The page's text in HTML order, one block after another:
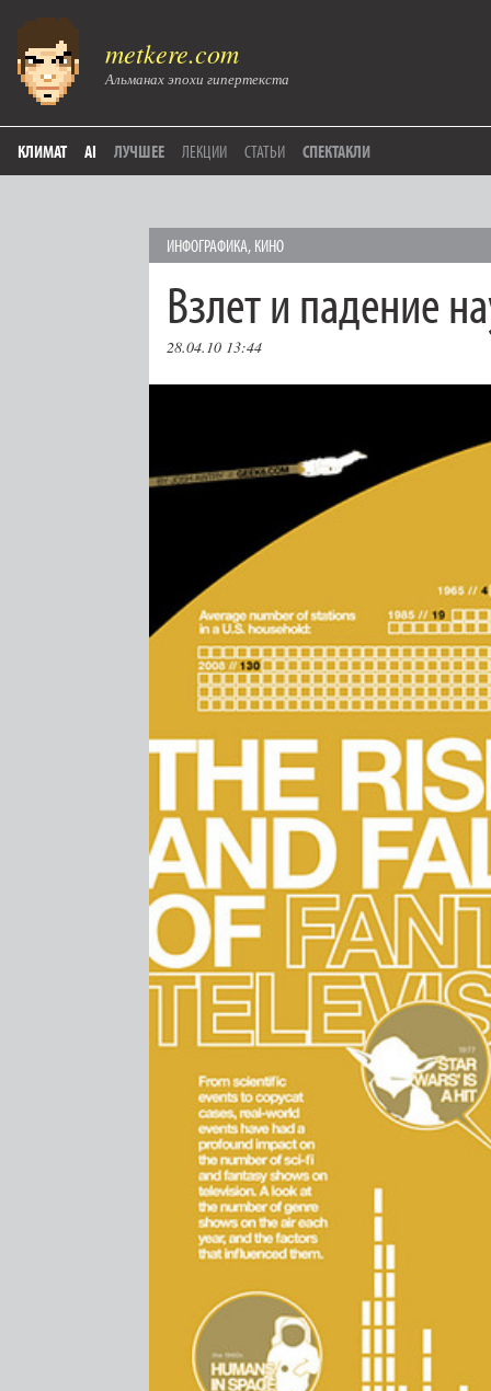
metkere.com
Альманах эпохи гипертекста
КЛИМАТ AI ЛУЧШЕЕ ЛЕКЦИИ СТАТЬИ СПЕКТАКЛИ
ИНФОГРАФИКА, КИНО
Взлет и падение
28.04.10 13:44